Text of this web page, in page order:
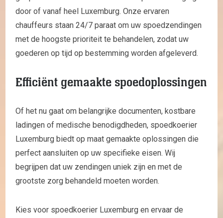
door of vanaf heel Luxemburg. Onze ervaren
chauffeurs staan 24/7 paraat om uw spoedzendingen
met de hoogste prioriteit te behandelen, zodat uw
goederen op tijd op bestemming worden afgeleverd.
Efficiënt gemaakte spoedoplossingen
Of het nu gaat om belangrijke documenten, kostbare
ladingen of medische benodigdheden, spoedkoerier
Luxemburg biedt op maat gemaakte oplossingen die
perfect aansluiten op uw specifieke eisen. Wij
begrijpen dat uw zendingen uniek zijn en met de
grootste zorg behandeld moeten worden.
Kies voor spoedkoerier Luxemburg en ervaar de